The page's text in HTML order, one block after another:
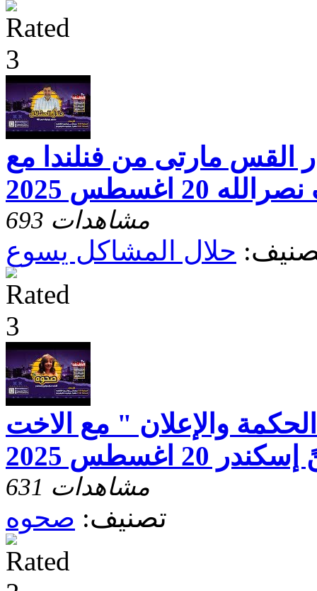
القس مارتى من فنلندا مع
20 اغسطس 2025
693 مشاهدات
حلال المشاكل يسوع
والإعلان " مع الاخت
20 اغسطس 2025
631 مشاهدات
تصنيف: صحوه